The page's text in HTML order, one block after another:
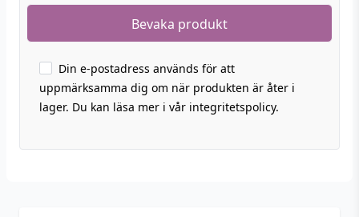
Din e-postadress används för att
uppmärksamma dig om när produkten är åter i
lager. Du kan läsa mer i vår integritetspolicy.